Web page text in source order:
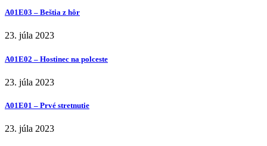
A01E03 – Beštia z hôr
23. júla 2023
A01E02 – Hostinec na polceste
23. júla 2023
A01E01 – Prvé stretnutie
23. júla 2023